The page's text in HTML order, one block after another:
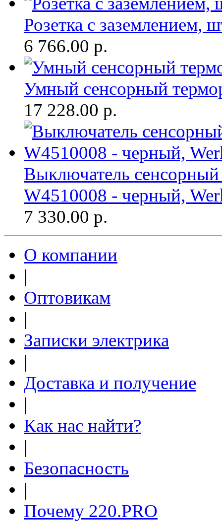
Розетка с
6 766.00 р.
Умный сенсорный
17 228.00 р.
Выключатель сенсорный
W4510008 - черный,
7 330.00 р.
О компании
|
Оптовикам
|
Записки электрика
|
Доставка и получение
|
Как нас найти?
|
Безопасность
|
Почему 220.PRO